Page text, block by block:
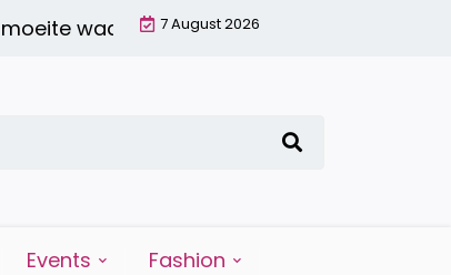
waard is |6 redenen waarom water
7 August 2026
Events Fashion